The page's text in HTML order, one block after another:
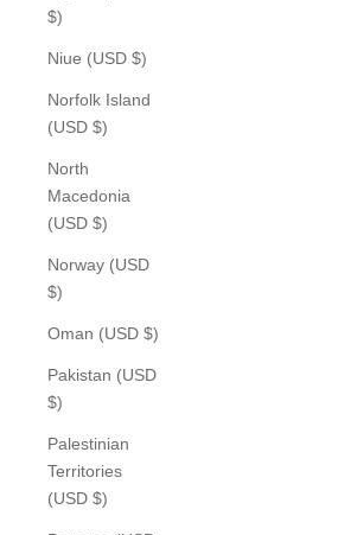
$)
Niue (USD $)
Norfolk Island
(USD $)
North
Macedonia
(USD $)
Norway (USD
$)
Oman (USD $)
Pakistan (USD
$)
Palestinian
Territories
(USD $)